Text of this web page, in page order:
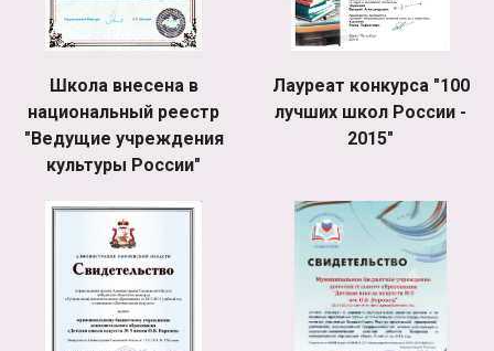
Школа внесена в
национальный реестр
"Ведущие учреждения
культуры России"
Лауреат конкурса "100
лучших школ России -
2015"